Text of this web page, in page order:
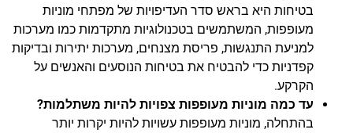
בטיחות היא בראש סדר העדיפויות של מפתחי מוניות
מעופפות, המשתמשים בטכנולוגיות מתקדמות כמו מערכות
למניעת התנגשות, פריסת מצנחים, מערכות יתירות ובדיקות
קפדניות כדי להבטיח את בטיחות הנוסעים והאנשים על
הקרקע.
עד כמה מוניות מעופפות צפויות להיות משתלמות?
בהתחלה, מוניות מעופפות עשויות להיות יקרות יותר